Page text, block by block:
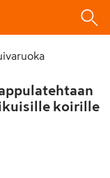
koirille